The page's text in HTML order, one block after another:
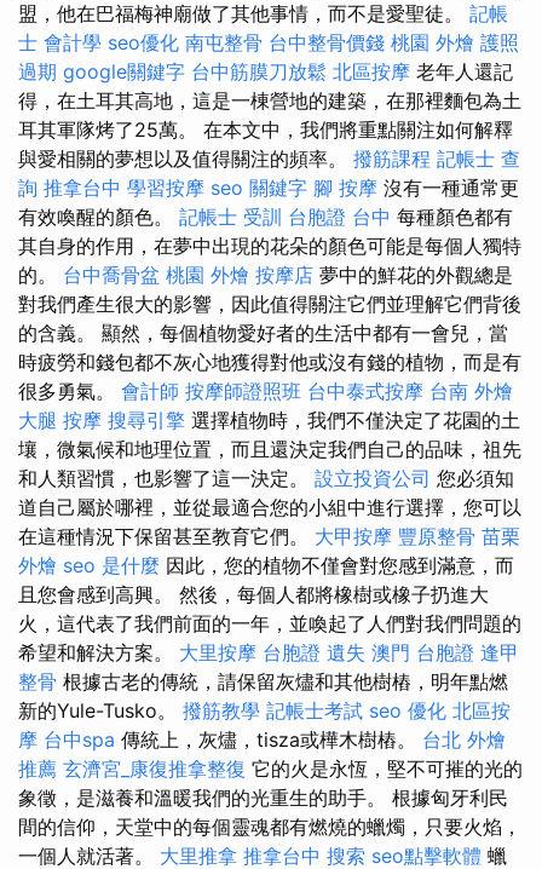
盟，他在巴福梅神廟做了其他事情，而不是愛聖徒。 記帳
士 會計學 seo優化 南屯整骨 台中整骨價錢 桃園 外燴 護照
過期 google關鍵字 台中筋膜刀放鬆 北區按摩 老年人還記
得，在土耳其高地，這是一棟營地的建築，在那裡麵包為土
耳其軍隊烤了25萬。 在本文中，我們將重點關注如何解釋
與愛相關的夢想以及值得關注的頻率。 撥筋課程 記帳士 查
詢 推拿台中 學習按摩 seo 關鍵字 腳 按摩 沒有一種通常更
有效喚醒的顏色。 記帳士 受訓 台胞證 台中 每種顏色都有
其自身的作用，在夢中出現的花朵的顏色可能是每個人獨特
的。 台中喬骨盆 桃園 外燴 按摩店 夢中的鮮花的外觀總是
對我們產生很大的影響，因此值得關注它們並理解它們背後
的含義。 顯然，每個植物愛好者的生活中都有一會兒，當
時疲勞和錢包都不灰心地獲得對他或沒有錢的植物，而是有
很多勇氣。 會計師 按摩師證照班 台中泰式按摩 台南 外燴
大腿 按摩 搜尋引擎 選擇植物時，我們不僅決定了花園的土
壤，微氣候和地理位置，而且還決定我們自己的品味，祖先
和人類習慣，也影響了這一決定。 設立投資公司 您必須知
道自己屬於哪裡，並從最適合您的小組中進行選擇，您可以
在這種情況下保留甚至教育它們。 大甲按摩 豐原整骨 苗栗
外燴 seo 是什麼 因此，您的植物不僅會對您感到滿意，而
且您會感到高興。 然後，每個人都將橡樹或橡子扔進大
火，這代表了我們前面的一年，並喚起了人們對我們問題的
希望和解決方案。 大里按摩 台胞證 遺失 澳門 台胞證 逢甲
整骨 根據古老的傳統，請保留灰燼和其他樹樁，明年點燃
新的Yule-Tusko。 撥筋教學 記帳士考試 seo 優化 北區按
摩 台中spa 傳統上，灰燼，tisza或樺木樹樁。 台北 外燴
推薦 玄濟宮_康復推拿整復 它的火是永恆，堅不可摧的光的
象徵，是滋養和溫暖我們的光重生的助手。 根據匈牙利民
間的信仰，天堂中的每個靈魂都有燃燒的蠟燭，只要火焰，
一個人就活著。 大里推拿 推拿台中 搜索 seo點擊軟體 蠟